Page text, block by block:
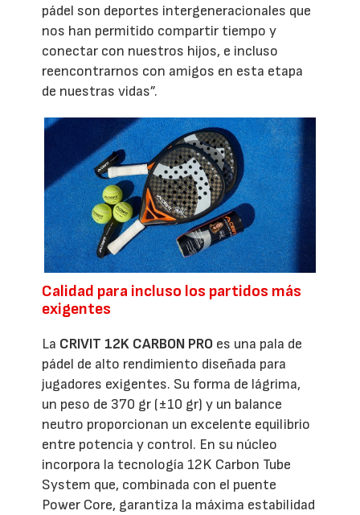
pádel son deportes intergeneracionales que
nos han permitido compartir tiempo y
conectar con nuestros hijos, e incluso
reencontrarnos con amigos en esta etapa
de nuestras vidas”.
Calidad para incluso los partidos más
exigentes
La CRIVIT 12K CARBON PRO es una pala de
pádel de alto rendimiento diseñada para
jugadores exigentes. Su forma de lágrima,
un peso de 370 gr (±10 gr) y un balance
neutro proporcionan un excelente equilibrio
entre potencia y control. En su núcleo
incorpora la tecnología 12K Carbon Tube
System que, combinada con el puente
Power Core, garantiza la máxima estabilidad